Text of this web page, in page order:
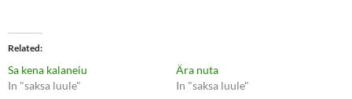
t
o
s
a
r
e
h
a
r
e
Related
Sa kena kalaneiu
In "saksa luule"
Ära nuta
In "saksa luule"